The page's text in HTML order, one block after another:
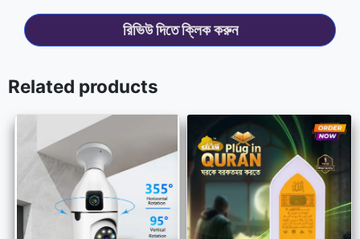
রিভিউ দিতে ক্লিক করুন
Related products